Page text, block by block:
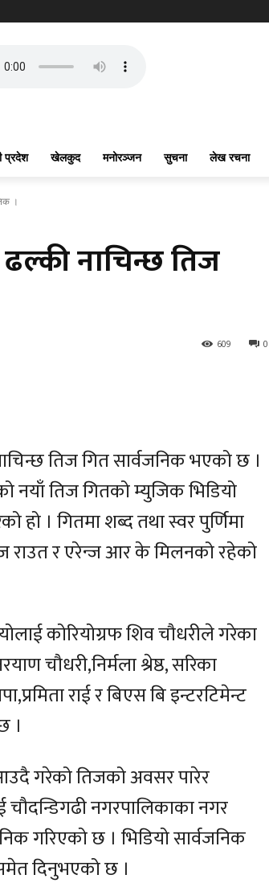
प्रदेश खेलकुद मनोरञ्जन सुचना लेख रचना
।
ढल्की नाचिन्छ तिज
0
609
तिज गित सार्वजनिक भएको छ ।
नयाँ तिज गितको म्युजिक भिडियो
हो । गितमा शब्द तथा स्वर पुर्णिमा
राउत र एरेन्ज आर के मिलनको रहेको
कोरियोग्रफ शिव चौधरीले गरेका
चौधरी,निर्मला श्रेष्ठ, सरिका
राई र बिएस बि इन्टरटिमेन्ट
।
गरेको तिजको अवसर पारेर
चौदन्डिगढी नगरपालिकाका नगर
गरिएको छ । भिडियो सार्वजनिक
दिनुभएको छ ।